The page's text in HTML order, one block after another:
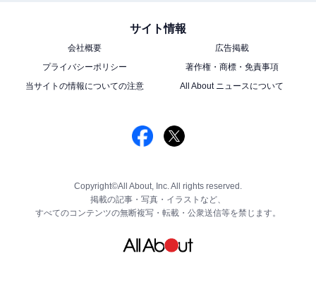
サイト情報
会社概要
広告掲載
プライバシーポリシー
著作権・商標・免責事項
当サイトの情報についての注意
All About ニュースについて
Copyright©All About, Inc. All rights reserved.
掲載の記事・写真・イラストなど、
すべてのコンテンツの無断複写・転載・公衆送信等を禁じます。